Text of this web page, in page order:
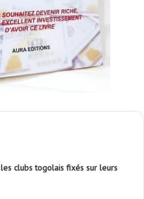
clubs togolais fixés sur leurs